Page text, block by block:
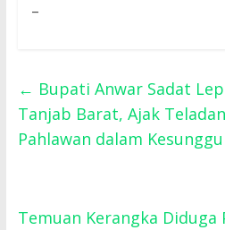
–
← Bupati Anwar Sadat
Tanjab Barat, Ajak
Pahlawan dalam
Temuan Kerangka Diduga